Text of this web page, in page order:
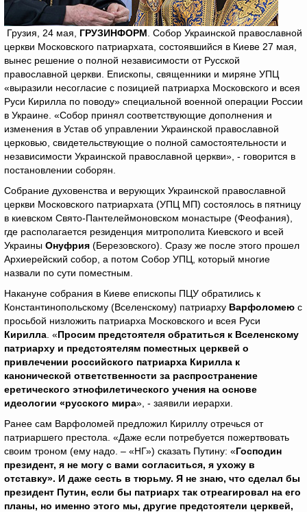
Грузия, 24 мая, ГРУЗИНФОРМ . Собор Украинской православной
церкви Московского патриархата, состоявшийся в Киеве 27 мая,
вынес решение о полной независимости от Русской
православной церкви. Епископы, священники и миряне УПЦ
«выразили несогласие с позицией патриарха Московского и всея
Руси Кирилла по поводу» специальной военной операции России
в Украине. «Собор принял соответствующие дополнения и
изменения в Устав об управлении Украинской православной
церковью, свидетельствующие о полной самостоятельности и
независимости Украинской православной церкви», - говорится в
постановлении соборян.
Собрание духовенства и верующих Украинской православной
церкви Московского патриархата (УПЦ МП) состоялось в пятницу
в киевском Свято-Пантелеймоновском монастыре (Феофания),
где располагается резиденция митрополита Киевского и всей
Украины Онуфрия (Березовского). Сразу же после этого прошел
Архиерейский собор, а потом Собор УПЦ, который многие
назвали по сути поместным.
Накануне собрания в Киеве епископы ПЦУ обратились к
Константинопольскому (Вселенскому) патриарху Варфоломею с
просьбой низложить патриарха Московского и всея Руси
Кирилла . «Просим предстоятеля обратиться к Вселенскому
патриарху и предстоятелям поместных церквей о
привлечении российского патриарха Кирилла к
канонической ответственности за распространение
еретического этнофилетического учения на основе
идеологии «русского мира», - заявили иерархи.
Ранее сам Варфоломей предложил Кириллу отречься от
патриаршего престола. «Даже если потребуется пожертвовать
своим троном (ему надо. – «НГ») сказать Путину: «Господин
президент, я не могу с вами согласиться, я ухожу в
отставку». И даже сесть в тюрьму. Я не знаю, что сделал бы
президент Путин, если бы патриарх так отреагировал на его
планы, но именно этого мы, другие предстоятели церквей,